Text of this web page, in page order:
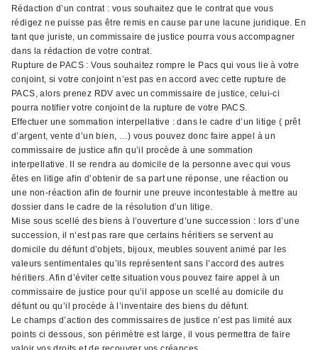
Rédaction d’un contrat : vous souhaitez que le contrat que vous
rédigez ne puisse pas être remis en cause par une lacune juridique. En
tant que juriste, un commissaire de justice pourra vous accompagner
dans la rédaction de votre contrat.
Rupture de PACS : Vous souhaitez rompre le Pacs qui vous lie à votre
conjoint, si votre conjoint n’est pas en accord avec cette rupture de
PACS, alors prenez RDV avec un commissaire de justice, celui-ci
pourra notifier votre conjoint de la rupture de votre PACS.
Effectuer une sommation interpellative : dans le cadre d’un litige ( prêt
d’argent, vente d’un bien, …) vous pouvez donc faire appel à un
commissaire de justice afin qu’il procède à une sommation
interpellative. Il se rendra au domicile de la personne avec qui vous
êtes en litige afin d’obtenir de sa part une réponse, une réaction ou
une non-réaction afin de fournir une preuve incontestable à mettre au
dossier dans le cadre de la résolution d’un litige.
Mise sous scellé des biens à l’ouverture d’une succession : lors d’une
succession, il n’est pas rare que certains héritiers se servent au
domicile du défunt d’objets, bijoux, meubles souvent animé par les
valeurs sentimentales qu’ils représentent sans l’accord des autres
héritiers. Afin d’éviter cette situation vous pouvez faire appel à un
commissaire de justice pour qu’il appose un scellé au domicile du
défunt ou qu’il procède à l’inventaire des biens du défunt.
Le champs d’action des commissaires de justice n’est pas limité aux
points ci dessous, son périmètre est large, il vous permettra de faire